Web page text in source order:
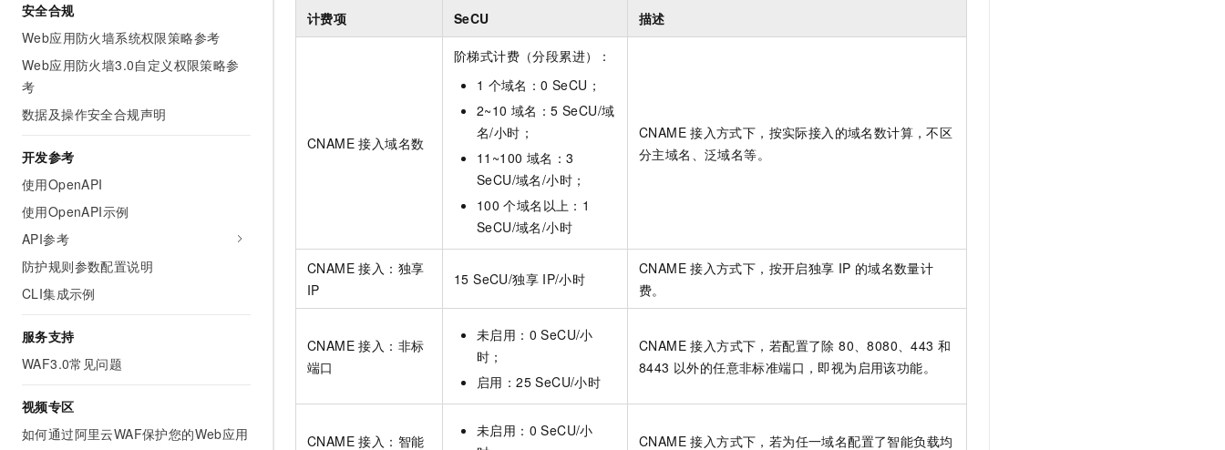
安全合规
Web应用防火墙系统权限策略参考
Web应用防火墙3.0自定义权限策略参
考
数据及操作安全合规声明
开发参考
使用OpenAPI
使用OpenAPI示例
API参考
防护规则参数配置说明
CLI集成示例
服务支持
WAF3.0常见问题
视频专区
如何通过阿里云WAF保护您的Web应用
计费项 SeCU 描述
CNAME 接入域名数
阶梯式计费（分段累进）：
1 个域名：0 SeCU；
2~10 域名：5 SeCU/域
名/小时；
11~100 域名：3
SeCU/域名/小时；
100 个域名以上：1
SeCU/域名/小时
CNAME 接入方式下，按实际接入的域名数计算，不区
分主域名、泛域名等。
CNAME 接入：独享
IP
15 SeCU/独享 IP/小时
CNAME 接入方式下，按开启独享 IP 的域名数量计
费。
CNAME 接入：非标
端口
未启用：0 SeCU/小
时；
启用：25 SeCU/小时
CNAME 接入方式下，若配置了除 80、8080、443 和
8443 以外的任意非标准端口，即视为启用该功能。
CNAME 接入：智能
未启用：0 SeCU/小
CNAME 接入方式下，若为任一域名配置了智能负载均